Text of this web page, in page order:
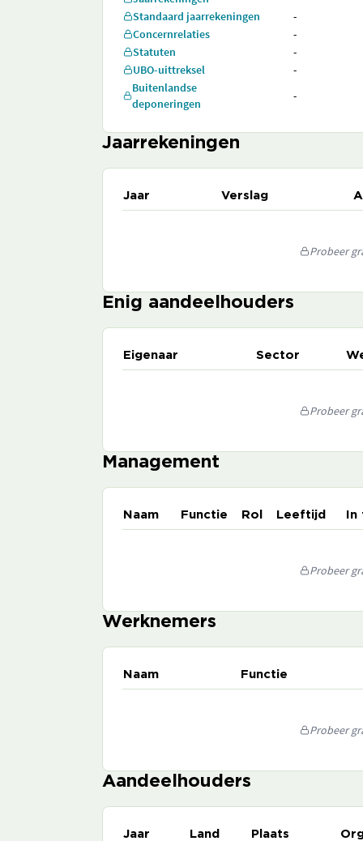
Standaard jaarrekeningen
-
Concernrelaties
-
Statuten
-
UBO-uittreksel
-
Buitenlandse
deponeringen
-
Jaarrekeningen
Jaar Verslag
Probeer
Enig aandeelhouders
Eigenaar Sector
Probeer
Management
Naam Functie Rol Leeftijd
Probeer
Werknemers
Naam Functie
Probeer
Aandeelhouders
Jaar Land Plaats